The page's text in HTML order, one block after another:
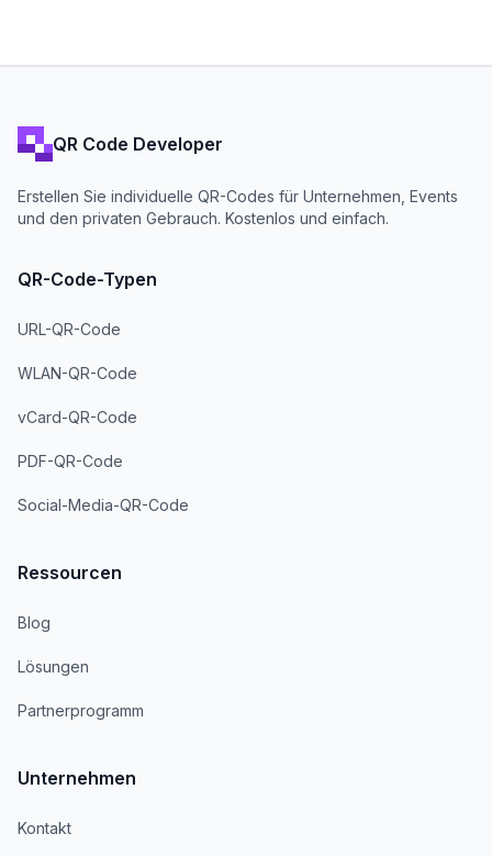
QR Code Developer
Erstellen Sie individuelle QR-Codes für Unternehmen, Events
und den privaten Gebrauch. Kostenlos und einfach.
QR-Code-Typen
URL-QR-Code
WLAN-QR-Code
vCard-QR-Code
PDF-QR-Code
Social-Media-QR-Code
Ressourcen
Blog
Lösungen
Partnerprogramm
Unternehmen
Kontakt